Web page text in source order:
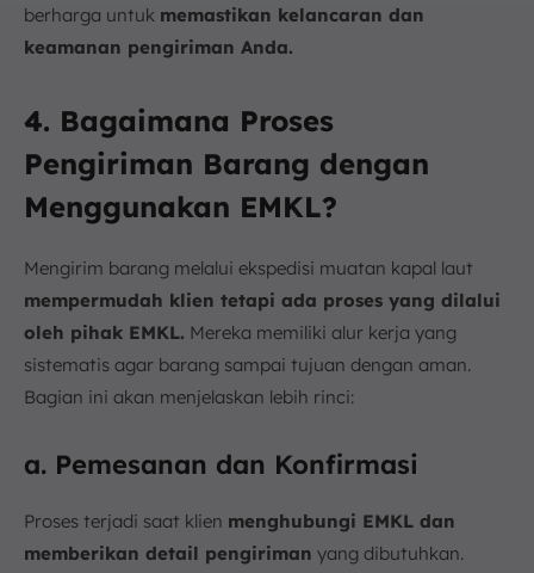
berharga untuk memastikan kelancaran dan
keamanan pengiriman Anda.
4. Bagaimana Proses
Pengiriman Barang dengan
Menggunakan EMKL?
Mengirim barang melalui ekspedisi muatan kapal laut
mempermudah klien tetapi ada proses yang dilalui
oleh pihak EMKL. Mereka memiliki alur kerja yang
sistematis agar barang sampai tujuan dengan aman.
Bagian ini akan menjelaskan lebih rinci:
a. Pemesanan dan Konfirmasi
Proses terjadi saat klien menghubungi EMKL dan
memberikan detail pengiriman yang dibutuhkan.